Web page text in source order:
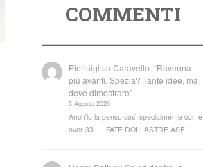
COMMENTI
Pierluigi suCaravello: “Ravenna
più avanti. Spezia? Tante idee, ma
deve dimostrare”
5 Agosto 2026
Anch'io la penso così specialmente come
over 33..... FATE DOI LASTRE ASE